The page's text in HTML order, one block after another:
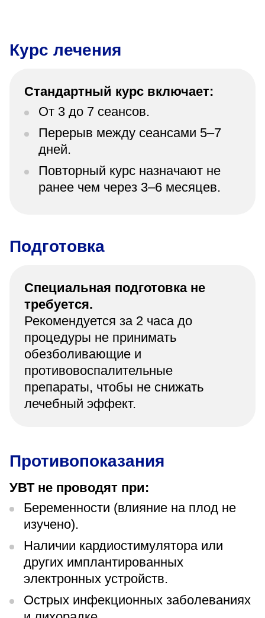
Курс лечения
Стандартный курс включает:
От 3 до 7 сеансов.
Перерыв между сеансами 5–7
дней.
Повторный курс назначают не
ранее чем через 3–6 месяцев.
Подготовка
Специальная подготовка не
требуется.
Рекомендуется за 2 часа до
процедуры не принимать
обезболивающие и
противовоспалительные
препараты, чтобы не снижать
лечебный эффект.
Противопоказания
УВТ не проводят при:
Беременности (влияние на плод не
изучено).
Наличии кардиостимулятора или
других имплантированных
электронных устройств.
Острых инфекционных заболеваниях